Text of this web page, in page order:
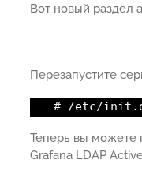
Вот новый раздел
Перезапустите
# /etc/
Теперь вы можете
Grafana LDAP